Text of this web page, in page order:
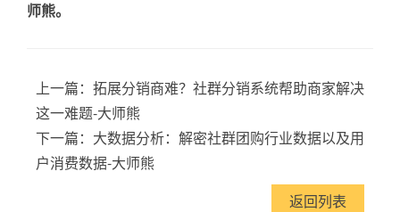
师熊。
上一篇： 拓展分销商难？社群分销系统帮助商家解决
这一难题-大师熊
下一篇： 大数据分析：解密社群团购行业数据以及用
户消费数据-大师熊
返回列表